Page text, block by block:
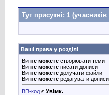
Тут присутні: 1
Ваші права у розділі
Ви не можете створювати теми
Ви не можете писати дописи
Ви не можете долучати файли
Ви не можете редагувати дописи
BB-код є Увімк.